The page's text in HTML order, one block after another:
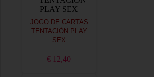
JOGO DE CARTAS
TENTACIÓN PLAY
SEX
€ 12,40